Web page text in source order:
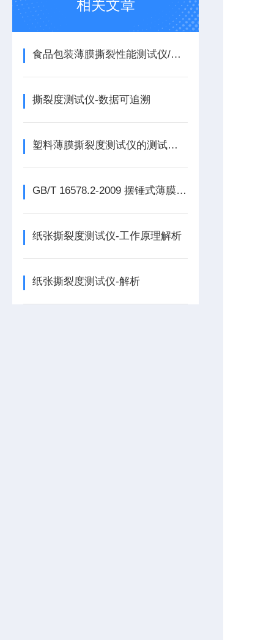
相关文章
食品包装薄膜撕裂性能测试仪/合规性与稳定性双保障
撕裂度测试仪-数据可追溯
塑料薄膜撕裂度测试仪的测试标准与仪器应用
GB/T 16578.2-2009 摆锤式薄膜撕裂测试仪 撕裂度测试仪
纸张撕裂度测试仪-工作原理解析
纸张撕裂度测试仪-解析